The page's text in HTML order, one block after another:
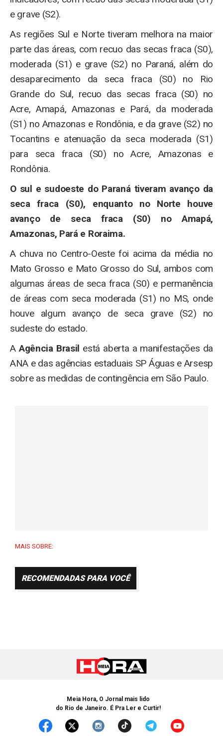
e grave (S2).
As regiões Sul e Norte tiveram melhora na maior
parte das áreas, com recuo das secas fraca (S0),
moderada (S1) e grave (S2) no Paraná, além do
desaparecimento da seca fraca (S0) no Rio
Grande do Sul, recuo das secas fraca (S0) no
Acre, Amapá, Amazonas e Pará, da moderada
(S1) no Amazonas e Rondônia, e da grave (S2) no
Tocantins e atenuação da seca moderada (S1)
para seca fraca (S0) no Acre, Amazonas e
Rondônia.
O sul e sudoeste do Paraná tiveram avanço da
seca fraca (S0), enquanto no Norte houve
avanço de seca fraca (S0) no Amapá,
Amazonas, Pará e Roraima.
A chuva no Centro-Oeste foi acima da média no
Mato Grosso e Mato Grosso do Sul, ambos com
algumas áreas de seca fraca (S0) e permanência
de áreas com seca moderada (S1) no MS, onde
houve algum avanço de seca grave (S2) no
sudeste do estado.
AAgência Brasil está aberta a manifestações da
ANA e das agências estaduais SP Águas e Arsesp
sobre as medidas de contingência em São Paulo.
MAIS SOBRE:
RECOMENDADAS PARA VOCÊ
Meia Hora, O Jornal mais lido
do Rio de Janeiro. É Pra Ler e Curtir!